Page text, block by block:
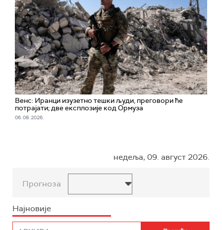
Венс: Иранци изузетно тешки људи, преговори ће
потрајати; две експлозије код Ормуза
06. 08. 2026.
недеља, 09. август 2026.
Прогноза
Најновије